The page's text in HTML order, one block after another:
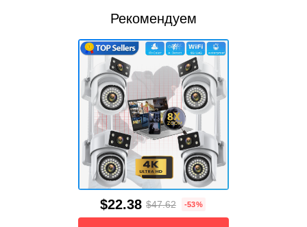
Рекомендуем
$22.38 $47.62 -53%